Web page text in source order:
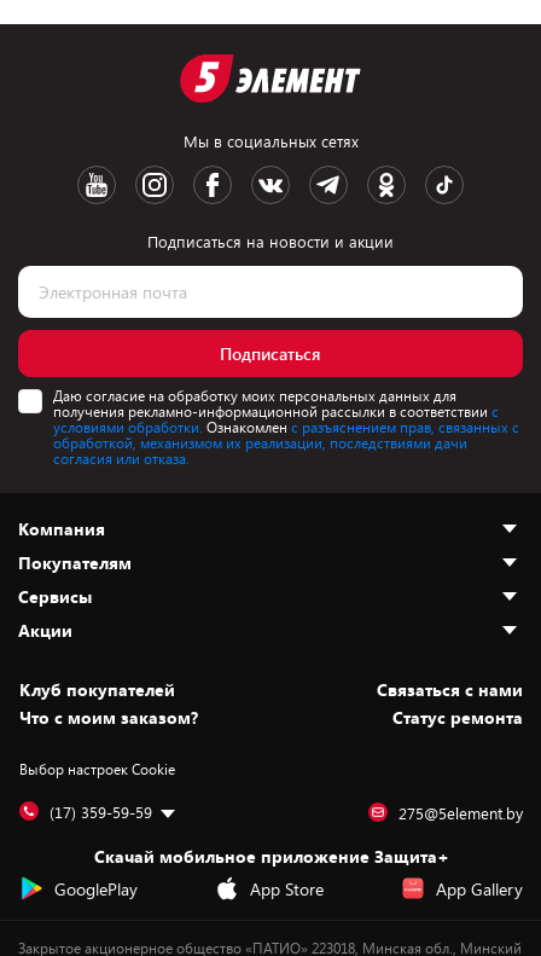
Мы в социальных сетях
Подписаться на новости и акции
Подписаться
Даю согласие на обработку моих персональных данных для
получения рекламно-информационной рассылки в соответствии с
условиями обработки. Ознакомлен с разъяснением прав, связанных с
обработкой, механизмом их реализации, последствиями дачи
согласия или отказа.
Компания
О нас
Адреса магазинов
Новости
Статьи и обзоры
Вакансии
Дай пять добру!
Покупателям
Как сделать заказ
Оплата и доставка
Безналичный расчёт
Обмен и возврат товара
Обработка персональных данных
Подарочные карты
Сервисы
Установка техники
Для игровых консолей
Для мобильных устройств
Для компьютеров
Сервисные центры
Акции
Скидки и промокоды
Белорусские товары
Бонусы
Оплата частями
Новинки
Клуб покупателей
Cвязаться с нами
Что с моим заказом?
Статус ремонта
Выбор настроек Cookie
(17) 359-59-59 275@5element.by
Скачай мобильное приложение Защита+
GooglePlay
App Store App Gallery
Закрытое акционерное общество «ПАТИО» 223018, Минская обл., Минский